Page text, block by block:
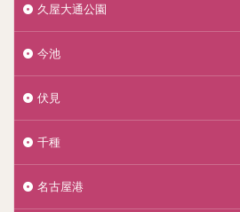
久屋大通公園
今池
伏見
千種
名古屋港